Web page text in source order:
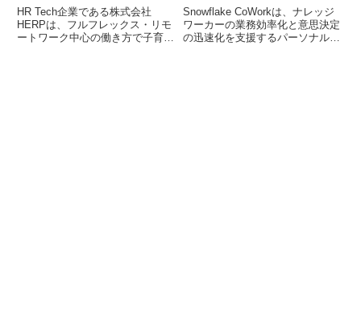
員の医療アクセスと健康管
理体制を強化
HR Tech企業である株式会社
HERPは、フルフレックス・リモ
ートワーク中心の働き方で子育て
化し、エージェント型エン
タープライズを牽引します
Snowflake CoWorkは、ナレッジ
ワーカーの業務効率化と意思決定
の迅速化を支援するパーソナルAI